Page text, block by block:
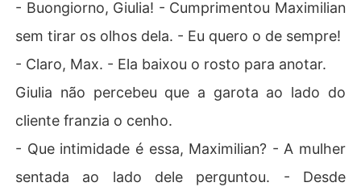
- Buongiorno, Giulia! - Cumprimentou Maximilian
sem tirar os olhos dela. - Eu quero o de sempre!
- Claro, Max. - Ela baixou o rosto para anotar.
Giulia não percebeu que a garota ao lado do
cliente franzia o cenho.
- Que intimidade é essa, Maximilian? - A mulher
sentada ao lado dele perguntou. - Desde